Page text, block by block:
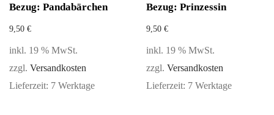
Bezug: Pandabärchen
9,50 €
inkl. 19 % MwSt.
zzgl. Versandkosten
Lieferzeit: 7 Werktage
Bezug: Prinzessin
9,50 €
inkl. 19 % MwSt.
zzgl. Versandkosten
Lieferzeit: 7 Werktage